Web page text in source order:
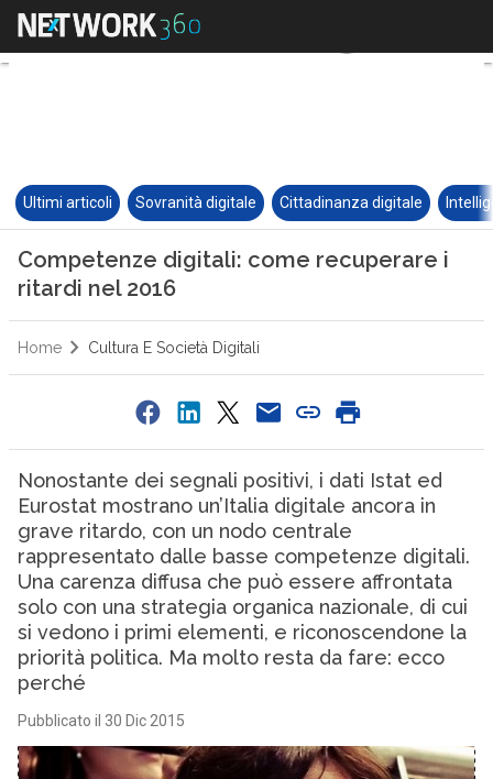
Ultimi articoli Sovranità digitale Cittadinanza digitale
Competenze digitali: come recuperare i
ritardi nel 2016
Home Cultura E Società Digitali
Nonostante dei segnali positivi, i dati Istat ed
Eurostat mostrano un’Italia digitale ancora in
grave ritardo, con un nodo centrale
rappresentato dalle basse competenze digitali.
Una carenza diffusa che può essere affrontata
solo con una strategia organica nazionale, di cui
si vedono i primi elementi, e riconoscendone la
priorità politica. Ma molto resta da fare: ecco
perché
Pubblicato il 30 Dic 2015